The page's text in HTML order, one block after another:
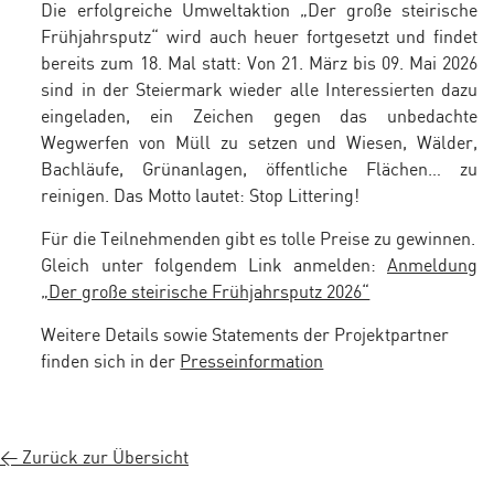
Die erfolgreiche Umweltaktion „Der große steirische
Frühjahrsputz“ wird auch heuer fortgesetzt und findet
bereits zum 18. Mal statt: Von 21. März bis 09. Mai 2026
sind in der Steiermark wieder alle Interessierten dazu
eingeladen, ein Zeichen gegen das unbedachte
Wegwerfen von Müll zu setzen und Wiesen, Wälder,
Bachläufe, Grünanlagen, öffentliche Flächen… zu
reinigen. Das Motto lautet: Stop Littering!
Für die Teilnehmenden gibt es tolle Preise zu gewinnen.
Gleich unter folgendem Link anmelden: Anmeldung
„Der große steirische Frühjahrsputz 2026“
Weitere Details sowie Statements der Projektpartner
finden sich in der Presseinformation
< Zurück zur Übersicht